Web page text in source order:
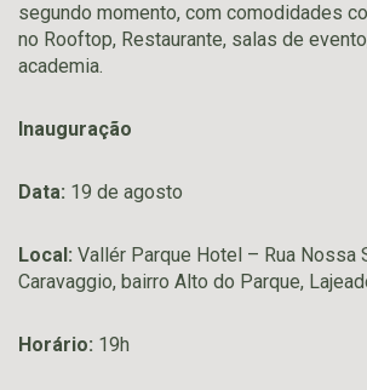
segundo momento, com comodidades
no Rooftop, Restaurante, salas de
academia.
Inauguração
Data: 19 de agosto
Local: Vallér Parque Hotel – Rua Nossa
Caravaggio, bairro Alto do Parque,
Horário: 19h